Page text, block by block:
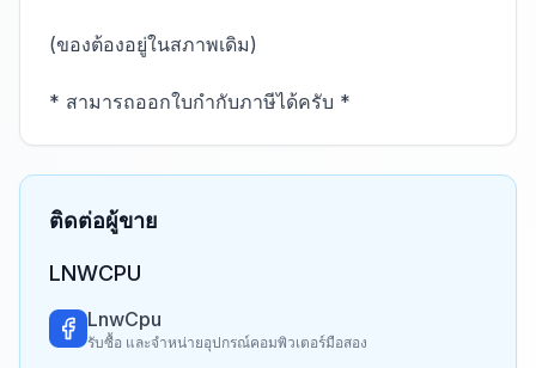
(ของต้องอยู่ในสภาพเดิม)
* สามารถออกใบกำกับภาษีได้ครับ *
ติดต่อผู้ขาย
LNWCPU
LnwCpu
รับซื้อ และจำหน่ายอุปกรณ์คอมพิวเตอร์มือสอง